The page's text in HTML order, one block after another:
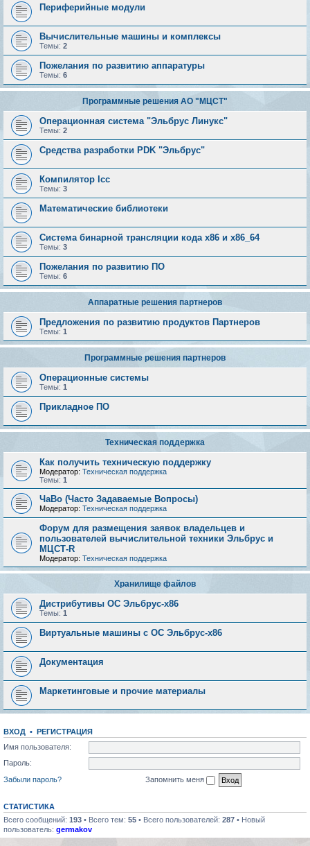
Периферийные модули
Вычислительные машины и комплексы
Темы: 2
Пожелания по развитию аппаратуры
Темы: 6
Программные решения АО "МЦСТ"
Операционная система "Эльбрус Линукс"
Темы: 2
Средства разработки PDK "Эльбрус"
Компилятор lcc
Темы: 3
Математические библиотеки
Система бинарной трансляции кода х86 и х86_64
Темы: 3
Пожелания по развитию ПО
Темы: 6
Аппаратные решения партнеров
Предложения по развитию продуктов Партнеров
Темы: 1
Программные решения партнеров
Операционные системы
Темы: 1
Прикладное ПО
Техническая поддержка
Как получить техническую поддержку
Модератор: Техническая поддержка
Темы: 1
ЧаВо (Часто Задаваемые Вопросы)
Модератор: Техническая поддержка
Форум для размещения заявок владельцев и
пользователей вычислительной техники Эльбрус и
МЦСТ-R
Модератор: Техническая поддержка
Хранилище файлов
Дистрибутивы ОС Эльбрус-x86
Темы: 1
Виртуальные машины с ОС Эльбрус-x86
Документация
Маркетинговые и прочие материалы
ВХОД • РЕГИСТРАЦИЯ
Имя пользователя:
Пароль:
Забыли пароль?
Запомнить меня
СТАТИСТИКА
Всего сообщений: 193 • Всего тем: 55 • Всего пользователей: 287 • Новый
пользователь: germakov